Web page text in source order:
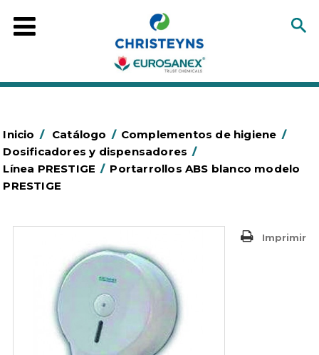
Inicio / Catálogo / Complementos de higiene /
Dosificadores y dispensadores /
Línea PRESTIGE / Portarrollos ABS blanco modelo
PRESTIGE
Imprimir